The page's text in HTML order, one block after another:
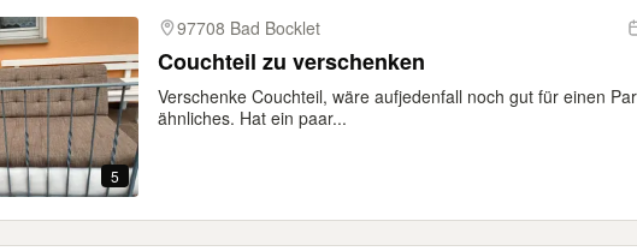
5
97708 Bad Bocklet
Couchteil zu verschenken
Verschenke Couchteil, wäre aufjedenfall noch gut für einen
ähnliches. Hat ein paar...